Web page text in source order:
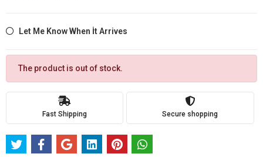
Let Me Know When İt Arrives
The product is out of stock.
Fast Shipping Secure shopping